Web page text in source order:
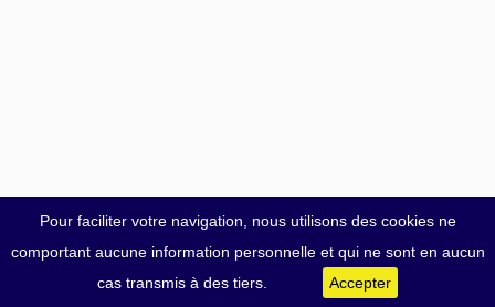
Pour faciliter votre navigation, nous utilisons des cookies ne
comportant aucune information personnelle et qui ne sont en aucun
cas transmis à des tiers.
Accepter